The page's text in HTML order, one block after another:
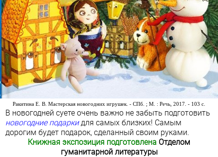
Ракитина Е. В. Мастерская новогодних игрушек. - СПб. ; М. : Речь, 2017. - 103 с.
В новогодней суете очень важно не забыть подготовить
новогодние подарки для самых близких! Самым
дорогим будет подарок, сделанный своим руками.
Книжная экспозиция подготовлена Отделом
гуманитарной литературы